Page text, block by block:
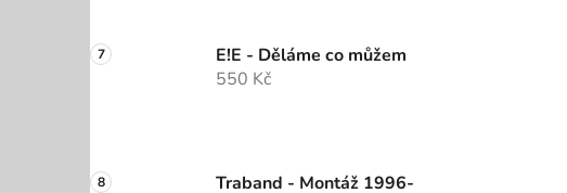
E!E - Děláme co můžem
550 Kč
Traband - Montáž 1996-